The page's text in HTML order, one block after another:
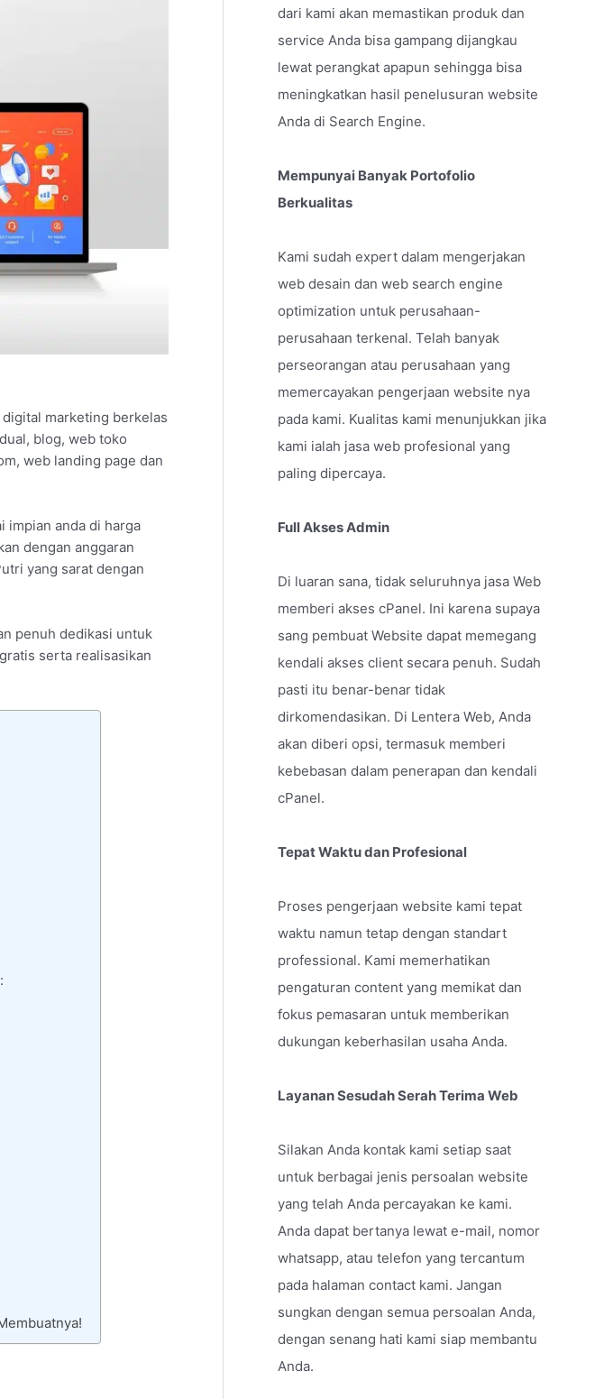
marketing berkelas
blog, web toko
web landing page dan
impian anda di harga
dengan anggaran
yang sarat dengan
penuh dedikasi untuk
serta realisasikan
dari kami akan memastikan produk dan
service Anda bisa gampang dijangkau
lewat perangkat apapun sehingga bisa
meningkatkan hasil penelusuran website
Anda di Search Engine.
Mempunyai Banyak Portofolio
Berkualitas
Kami sudah expert dalam mengerjakan
web desain dan web search engine
optimization untuk perusahaan-
perusahaan terkenal. Telah banyak
perseorangan atau perusahaan yang
memercayakan pengerjaan website nya
pada kami. Kualitas kami menunjukkan jika
kami ialah jasa web profesional yang
paling dipercaya.
Full Akses Admin
Di luaran sana, tidak seluruhnya jasa Web
memberi akses cPanel. Ini karena supaya
sang pembuat Website dapat memegang
kendali akses client secara penuh. Sudah
pasti itu benar-benar tidak
dirkomendasikan. Di Lentera Web, Anda
akan diberi opsi, termasuk memberi
kebebasan dalam penerapan dan kendali
cPanel.
Tepat Waktu dan Profesional
Proses pengerjaan website kami tepat
waktu namun tetap dengan standart
professional. Kami memerhatikan
pengaturan content yang memikat dan
fokus pemasaran untuk memberikan
dukungan keberhasilan usaha Anda.
Layanan Sesudah Serah Terima Web
Silakan Anda kontak kami setiap saat
untuk berbagai jenis persoalan website
yang telah Anda percayakan ke kami.
Anda dapat bertanya lewat e-mail, nomor
whatsapp, atau telefon yang tercantum
pada halaman contact kami. Jangan
sungkan dengan semua persoalan Anda,
dengan senang hati kami siap membantu
Anda.